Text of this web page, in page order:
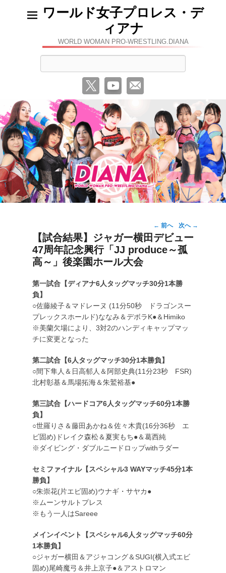
ワールド女子プロレス・デ
ィアナ
WORLD WOMAN PRO-WRESTLING.DIANA
投
稿
ナ
ー
ョ
ン
← 前へ 次へ →
【試合結果】ジャガー横田デビュー
47周年記念興行「JJ produce～孤
高～」後楽園ホール大会
第一試合【ディアナ6人タッグマッチ30分1本勝
負】
○佐藤綾子＆マドレーヌ (11分50秒 ドラゴンスー
プレックスホールド)ななみ＆デボラK●＆Himiko
※美蘭欠場により、3対2のハンディキャップマッ
チに変更となった
第二試合【6人タッグマッチ30分1本勝負】
○間下隼人＆日高郁人＆阿部史典(11分23秒 FSR)
北村彰基＆馬場拓海＆朱鷲裕基●
第三試合【ハードコア6人タッグマッチ60分1本勝
負】
○世羅りさ＆藤田あかね＆佐々木貴(16分36秒 エ
ビ固め)ドレイク森松＆夏実もち●＆葛西純
※ダイビング・ダブルニードロップwithラダー
セミファイナル【スペシャル3 WAYマッチ45分1本
勝負】
○朱崇花(片エビ固め)ウナギ・サヤカ●
※ムーンサルトプレス
※もう一人はSareee
メインイベント【スペシャル6人タッグマッチ60分
1本勝負】
○ジャガー横田＆アジャコング＆SUGI(横入式エビ
固め)尾崎魔弓＆井上京子●＆アストロマン